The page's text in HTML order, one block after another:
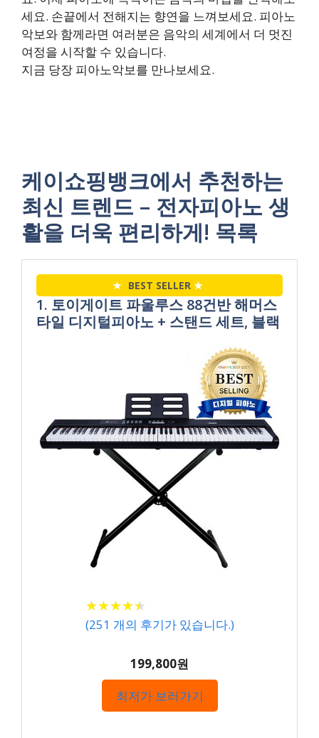
세요. 손끝에서 전해지는 향연을 느껴보세요. 피아노
악보와 함께라면 여러분은 음악의 세계에서 더 멋진
여정을 시작할 수 있습니다.
지금 당장 피아노악보를 만나보세요.
케이쇼핑뱅크에서 추천하는
최신 트렌드 – 전자피아노 생
활을 더욱 편리하게! 목록
★ BEST SELLER ★
1. 토이게이트 파울루스 88건반 해머스
타일 디지털피아노 + 스탠드 세트, 블랙
★★★★★
★★★★★
(251 개의 후기가 있습니다.)
199,800원
최저가 보러가기